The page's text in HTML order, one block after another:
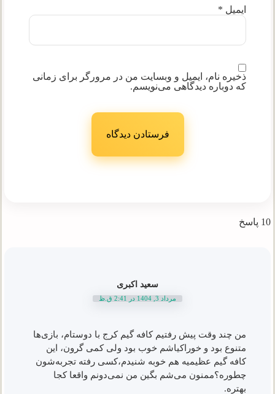
10 پاسخ
سعید اکبری
مرداد 3, 1404 در 2:41 ق.ظ
من چند وقت پیش رفتیم کافه گیم کرج با دوستام، بازی‌ها
متنوع بود و خوراکیاشم خوب بود ولی کمی گرون، این
کافه گیم عظیمیه هم خوبه شنیدم،کسی رفته تجربه‌شون
چطوره؟ممنون می‌شم بگین من نمی‌دونم واقعا کجا
بهتره.
ایمیل *
ذخیره نام، ایمیل و وبسایت من در مرورگر برای زمانی
که دوباره دیدگاهی می‌نویسم.